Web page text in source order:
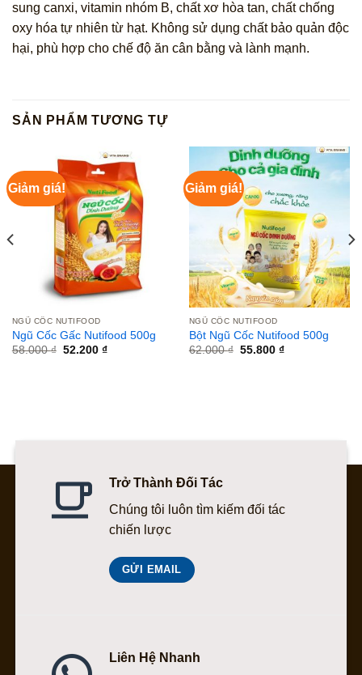
sung canxi, vitamin nhóm B, chất xơ hòa tan, chất chống
oxy hóa tự nhiên từ hạt. Không sử dụng chất bảo quản độc
hại, phù hợp cho chế độ ăn cân bằng và lành mạnh.
SẢN PHẨM TƯƠNG TỰ
Giảm giá!
NGŨ CỐC NUTIFOOD
Ngũ Cốc Gấc Nutifood 500g
58.000₫ Giá
52.200 ₫Giá
Giảm giá!
NGŨ CỐC NUTIFOOD
Bột Ngũ Cốc Nutifood 500g
62.000₫ Giá
55.800 ₫Giá
Trở Thành Đối Tác
Chúng tôi luôn tìm kiếm đối tác
chiến lược
GỬI EMAIL
Liên Hệ Nhanh